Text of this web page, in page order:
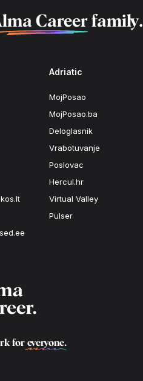
Careerfamily.
Adriatic
MojPosao
MojPosao.ba
Deloglasnik
Vrabotuvanje
Poslovac
Hercul.hr
Virtual Valley
Pulser
for everyone.